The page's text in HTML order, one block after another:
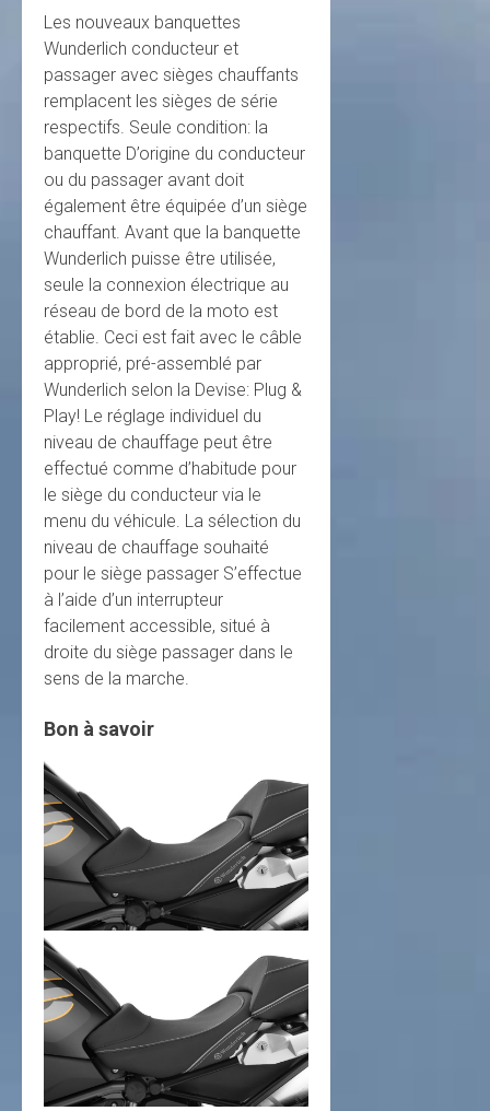
Les nouveaux banquettes
Wunderlich conducteur et
passager avec sièges chauffants
remplacent les sièges de série
respectifs. Seule condition: la
banquette D’origine du conducteur
ou du passager avant doit
également être équipée d’un siège
chauffant. Avant que la banquette
Wunderlich puisse être utilisée,
seule la connexion électrique au
réseau de bord de la moto est
établie. Ceci est fait avec le câble
approprié, pré-assemblé par
Wunderlich selon la Devise: Plug &
Play! Le réglage individuel du
niveau de chauffage peut être
effectué comme d’habitude pour
le siège du conducteur via le
menu du véhicule. La sélection du
niveau de chauffage souhaité
pour le siège passager S’effectue
à l’aide d’un interrupteur
facilement accessible, situé à
droite du siège passager dans le
sens de la marche.
Bon à savoir